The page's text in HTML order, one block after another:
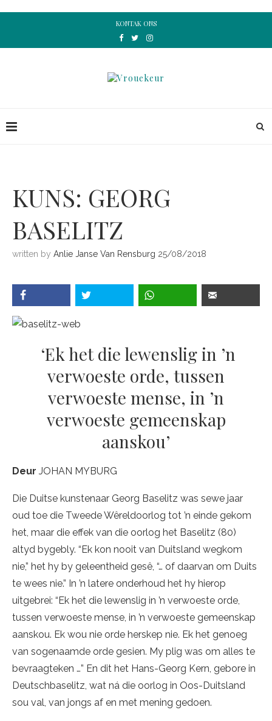
KONTAK ONS
KUNS: GEORG
BASELITZ
written by Anlie Janse Van Rensburg 25/08/2018
‘Ek het die lewenslig in ’n
verwoeste orde, tussen
verwoeste mense, in ’n
verwoeste gemeenskap
aanskou’
Deur JOHAN MYBURG
Die Duitse kunstenaar Georg Baselitz was sewe jaar
oud toe die Tweede Wêreldoorlog tot ’n einde gekom
het, maar die effek van die oorlog het Baselitz (80)
altyd bygebly. “Ek kon nooit van Duitsland wegkom
nie,” het hy by geleentheid gesê, “… of daarvan om Duits
te wees nie.” In ’n latere onderhoud het hy hierop
uitgebrei: “Ek het die lewenslig in ’n verwoeste orde,
tussen verwoeste mense, in ’n verwoeste gemeenskap
aanskou. Ek wou nie orde herskep nie. Ek het genoeg
van sogenaamde orde gesien. My plig was om alles te
bevraagteken …” En dit het Hans-Georg Kern, gebore in
Deutschbaselitz, wat ná die oorlog in Oos-Duitsland
sou val, van jongs af en met mening gedoen.